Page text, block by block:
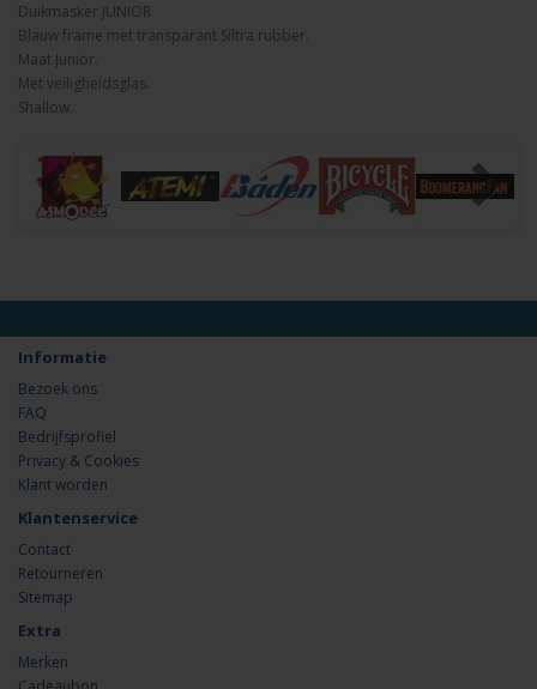
Duikmasker JUNIOR
Blauw frame met transparant Siltra rubber.
Maat Junior.
Met veiligheidsglas.
Shallow.
Informatie
Bezoek ons
FAQ
Bedrijfsprofiel
Privacy & Cookies
Klant worden
Klantenservice
Contact
Retourneren
Sitemap
Extra
Merken